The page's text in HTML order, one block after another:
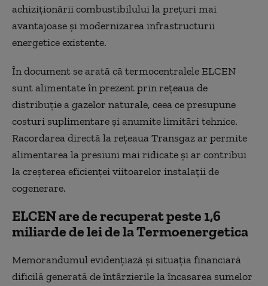
achiziționării combustibilului la prețuri mai
avantajoase și modernizarea infrastructurii
energetice existente.
În document se arată că termocentralele ELCEN
sunt alimentate în prezent prin rețeaua de
distribuție a gazelor naturale, ceea ce presupune
costuri suplimentare și anumite limitări tehnice.
Racordarea directă la rețeaua Transgaz ar permite
alimentarea la presiuni mai ridicate și ar contribui
la creșterea eficienței viitoarelor instalații de
cogenerare.
ELCEN are de recuperat peste 1,6
miliarde de lei de la Termoenergetica
Memorandumul evidențiază și situația financiară
dificilă generată de întârzierile la încasarea sumelor